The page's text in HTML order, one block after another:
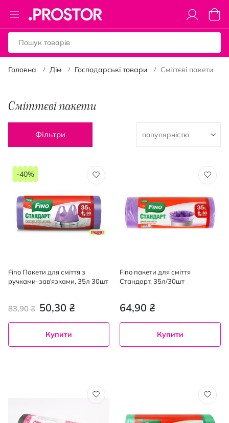
Toggle
Nav
Кошик
Головна Дім Господарські товари Сміттєві пакети
Сміттєві пакети
Фільтри
Fino Пакети для сміття з
ручками-зав'язками, 35л 30шт
50,30 ₴
83,90 ₴
-40%
Купити
Fino пакети для сміття
Cтандарт, 35л/30шт
64,90 ₴
Купити